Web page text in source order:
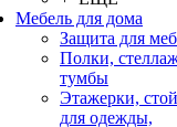
Мебель для дома
Защита для
Полки,
тумбы
Этажерки,
для одежды,